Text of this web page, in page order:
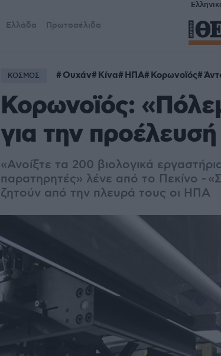
Ελλάδα Πρωτοσέλιδα
ΚΟΣΜΟΣ Ουχάν Κίνα ΗΠΑ Κορωνοϊός
Κορωνοϊός:
για την
«Ανοίξτε τα 200 βιολογικά
παρατηρητές» λένε από το Πεκίνο -
ζητούν από την πλευρά τους οι ΗΠΑ